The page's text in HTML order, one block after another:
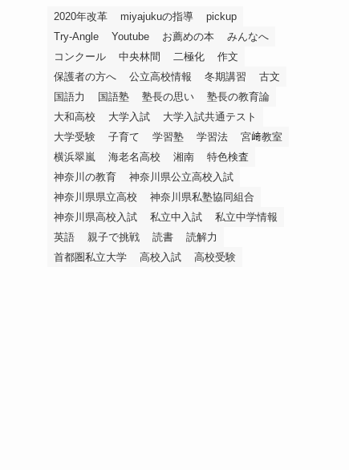
2020年改革 miyajukuの指導
pickup
Try-Angle
Youtube お薦めの本
みんなへ
コンクール
中央林間 二極化
作文
保護者の方へ
公立高校情報 冬期講習
古文
国語力
国語塾 塾長の思い
塾長の教育論
大和高校
大学入試
大学入試共通テスト
大学受験
子育て 学習塾 学習法
宮﨑教室
横浜翠嵐
海老名高校 湘南
特色検査
神奈川の教育
神奈川県公立高校入試
神奈川県県立高校
神奈川県私塾協同組合
神奈川県高校入試
私立中入試
私立中学情報
英語
親子で挑戦 読書
読解力
首都圏私立大学
高校入試 高校受験